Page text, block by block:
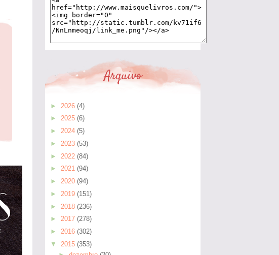
Arquivo
► 2026 (4)
► 2025 (6)
► 2024 (5)
► 2023 (53)
► 2022 (84)
► 2021 (94)
► 2020 (94)
► 2019 (151)
► 2018 (236)
► 2017 (278)
► 2016 (302)
▼
2015 (353)